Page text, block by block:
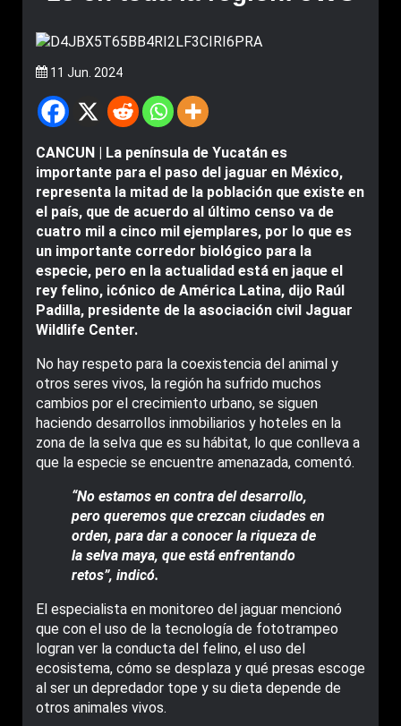
11 Jun. 2024
CANCUN | La península de Yucatán es
importante para el paso del jaguar en México,
representa la mitad de la población que existe en
el país, que de acuerdo al último censo va de
cuatro mil a cinco mil ejemplares, por lo que es
un importante corredor biológico para la
especie, pero en la actualidad está en jaque el
rey felino, icónico de América Latina, dijo Raúl
Padilla, presidente de la asociación civil Jaguar
Wildlife Center.
No hay respeto para la coexistencia del animal y
otros seres vivos, la región ha sufrido muchos
cambios por el crecimiento urbano, se siguen
haciendo desarrollos inmobiliarios y hoteles en la
zona de la selva que es su hábitat, lo que conlleva a
que la especie se encuentre amenazada, comentó.
“No estamos en contra del desarrollo,
pero queremos que crezcan ciudades en
orden, para dar a conocer la riqueza de
la selva maya, que está enfrentando
retos”, indicó.
El especialista en monitoreo del jaguar mencionó
que con el uso de la tecnología de fototrampeo
logran ver la conducta del felino, el uso del
ecosistema, cómo se desplaza y qué presas escoge
al ser un depredador tope y su dieta depende de
otros animales vivos.